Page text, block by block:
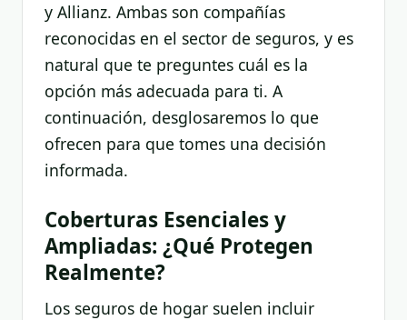
y Allianz. Ambas son compañías
reconocidas en el sector de seguros, y es
natural que te preguntes cuál es la
opción más adecuada para ti. A
continuación, desglosaremos lo que
ofrecen para que tomes una decisión
informada.
Coberturas Esenciales y
Ampliadas: ¿Qué Protegen
Realmente?
Los seguros de hogar suelen incluir